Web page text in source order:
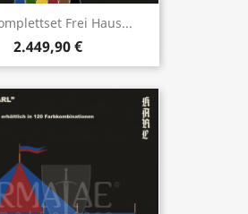
Frei Haus...
2.449,90 €